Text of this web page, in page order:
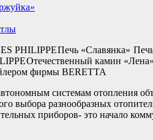
PHILIPPEПечь «Славянка»
Отечественный камин «Лена»
фирмы BERETTA
системам отопления
выбора разнообразных
приборов- это начало